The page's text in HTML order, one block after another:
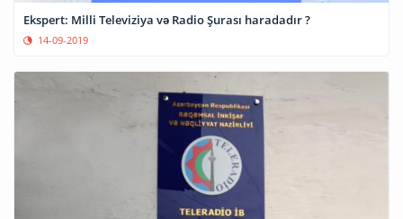
Ekspert: Milli Televiziya və Radio Şurası haradadır ?
14-09-2019